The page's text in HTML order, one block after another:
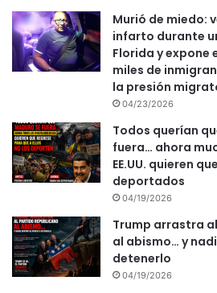
Murió de miedo:
infarto durante
Florida y expone
miles de
la presión
04/23/2026
Todos querían
fuera… ahora
EE.UU. quieren
deportados
04/19/2026
Trump arrastra
al abismo… y
detenerlo
04/19/2026